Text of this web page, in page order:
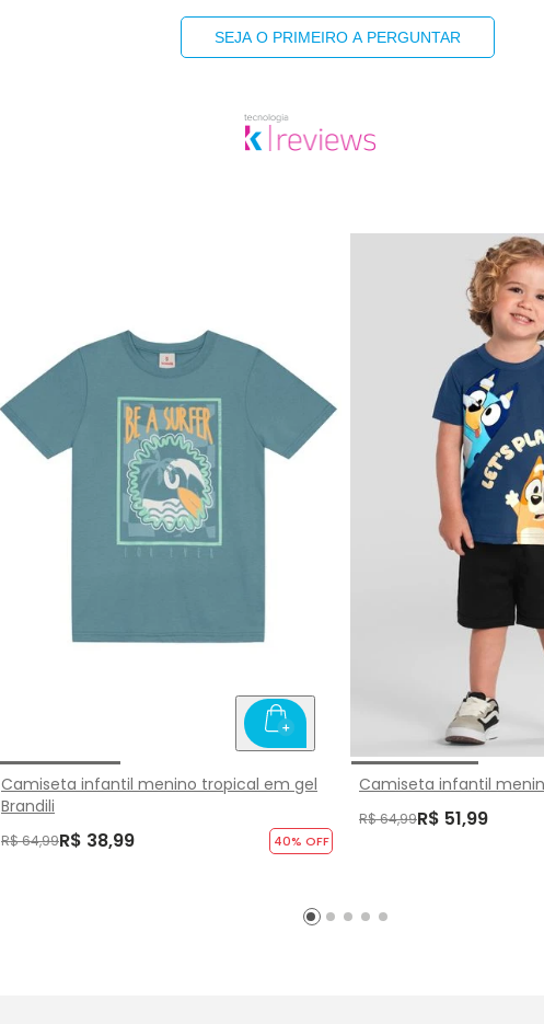
SEJA O PRIMEIRO A PERGUNTAR
Camiseta infantil menino tropical em gel
Brandili
R$ 64,99R$ 38,99 40% OFF
Camiseta infantil
R$ 64,99R$ 51,99